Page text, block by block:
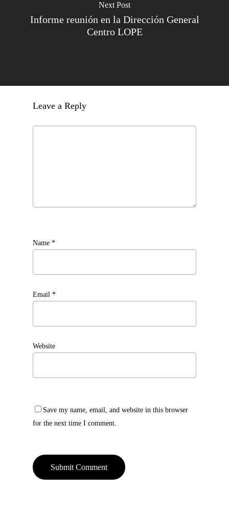
Next Post
Informe reunión en la Dirección General
Centro LOPE
Leave a Reply
Name *
Email *
Website
Save my name, email, and website in this browser
for the next time I comment.